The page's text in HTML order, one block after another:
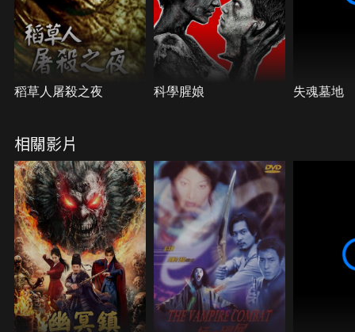
稻草人屠殺之夜 科學腥娘 失魂墓地
相關影片